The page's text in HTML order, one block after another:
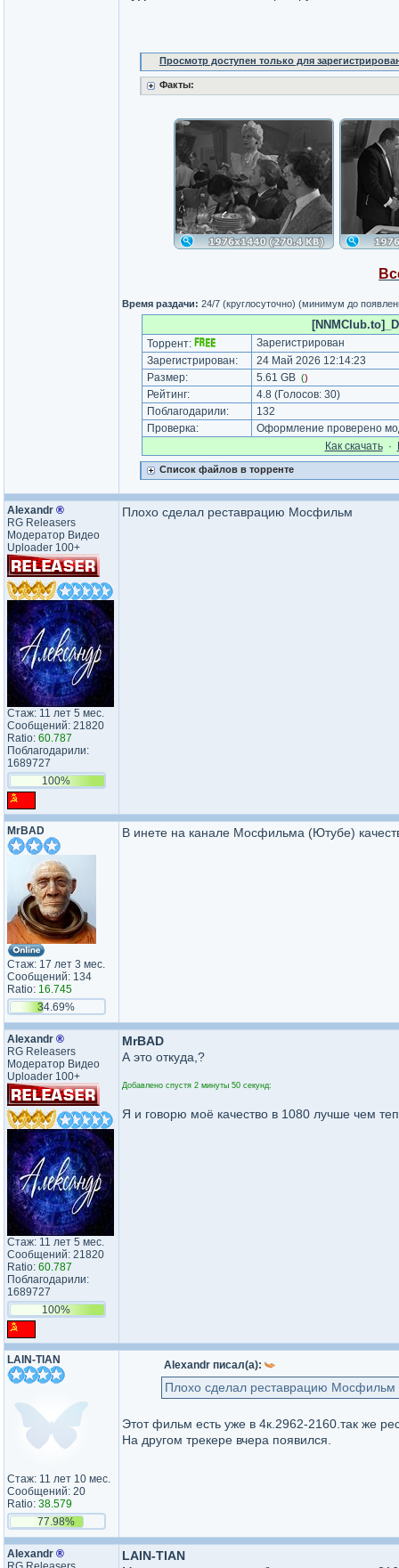
Просмотр доступен только для
Факты:
Время раздачи: 24/7 (круглосуточно) (минимум до
Торрент:
Зарегистрирован
Зарегистрирован:
24 Май 2026 12:14:23
Размер:
5.61 GB ()
Рейтинг: 4.8 (Голосов: 30)
Поблагодарили:
132
Проверка:
Оформление проверено
Как cкачать·
Список файлов в торренте
Аlехаndr ®
RG Releasers
Модератор Видео
Uploader 100+
Стаж: 11 лет 5 мес.
Сообщений: 21820
Ratio: 60.787
Поблагодарили:
1689727
100%
Плохо сделал реставрацию Мосфильм
MrBAD
Стаж: 17 лет 3 мес.
Сообщений: 134
Ratio: 16.745
34.69%
В инете на канале Мосфильма (Ютубе)
Аlехаndr ®
RG Releasers
Модератор Видео
Uploader 100+
Стаж: 11 лет 5 мес.
Сообщений: 21820
Ratio: 60.787
Поблагодарили:
1689727
100%
MrBAD
А это откуда,?
Добавлено спустя 2 минуты 50 секунд:
Я и говорю моё качество в 1080 лучше чем
LAIN-TIAN
Стаж: 11 лет 10 мес.
Сообщений: 20
Ratio: 38.579
77.98%
Аlехаndr писал(а):
Плохо сделал реставрацию Мосфильм
Этот фильм есть уже в 4к.2962-2160.так же
На другом трекере вчера появился.
Аlехаndr ®
LAIN-TIAN